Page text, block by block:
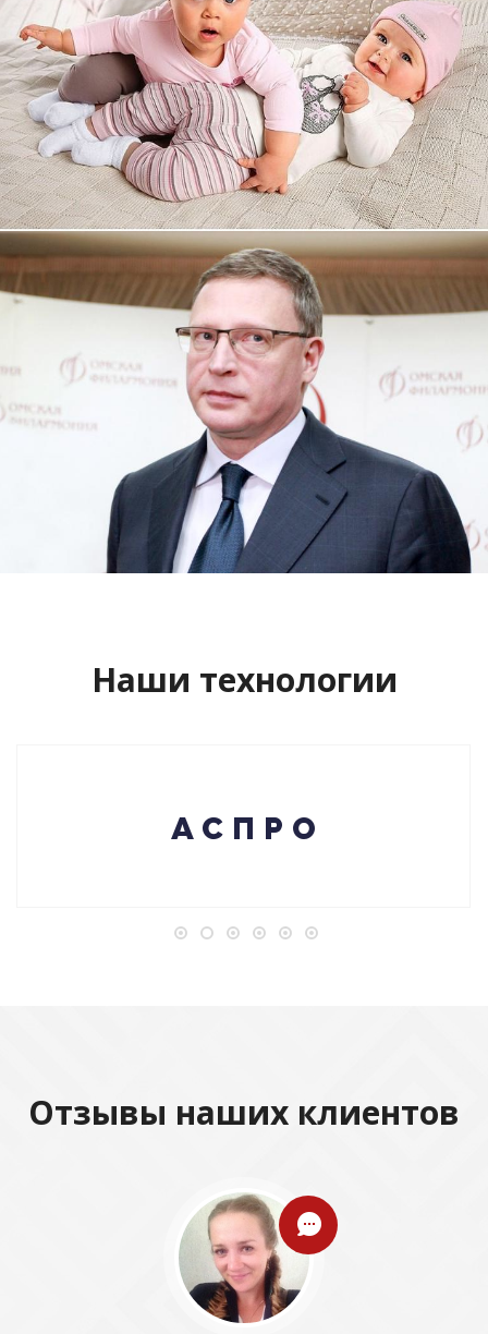
Увеличили выручку интернет-
магазину topdatop.ru на 25%!
Смотреть проект
Сайт кандидата в губернаторы
Буркова Александра Леонидовича
Смотреть проект
Наши технологии
Отзывы наших клиентов